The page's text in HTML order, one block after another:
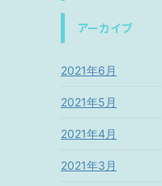
アーカイブ
2021年6月
2021年5月
2021年4月
2021年3月